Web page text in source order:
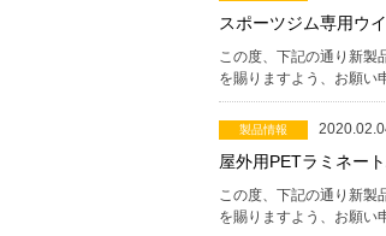
スポーツジム専用ウ
この度、下記の通り新製
を賜りますよう、お願
製品情報
屋外⽤PETラミネー
この度、下記の通り新製
を賜りますよう、お願